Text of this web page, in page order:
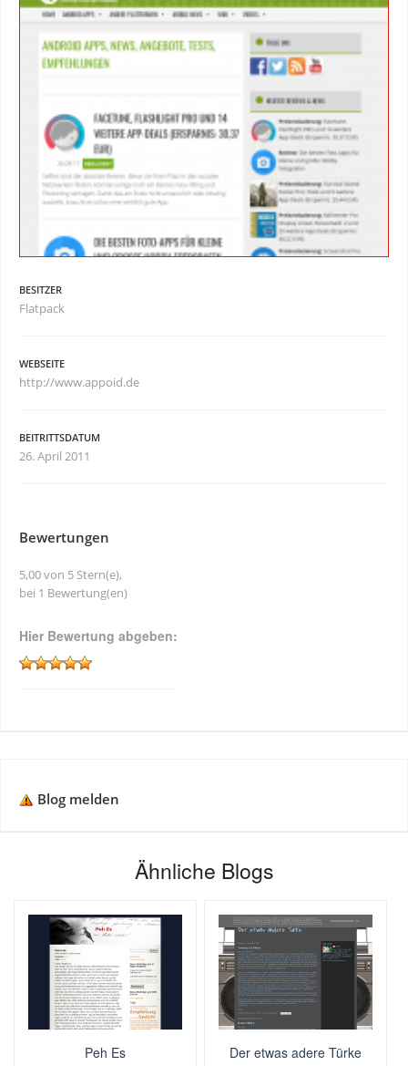
BESITZER
Flatpack
WEBSEITE
http://www.appoid.de
BEITRITTSDATUM
26. April 2011
Bewertungen
5,00 von 5 Stern(e),
bei 1 Bewertung(en)
Hier Bewertung abgeben:
Blog melden
Ähnliche Blogs
Peh Es Der etwas adere Türke